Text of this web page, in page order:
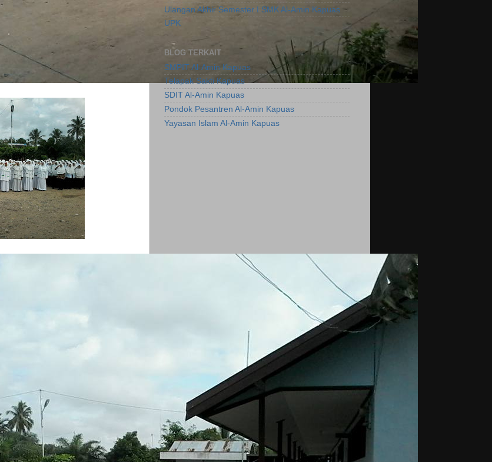
Ulangan Akhir Semester I SMK Al-Amin Kapuas
UPK
BLOG TERKAIT
SMPIT Al-Amin Kapuas
Telapak Sakti Kapuas
SDIT Al-Amin Kapuas
Pondok Pesantren Al-Amin Kapuas
Yayasan Islam Al-Amin Kapuas